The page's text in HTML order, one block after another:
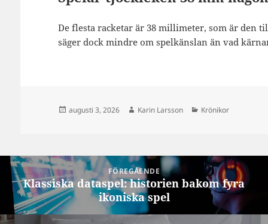
De flesta racketar är 38 millimeter, som är den
säger dock mindre om spelkänslan än vad
Postat
augusti 3, 2026 Författare
Karin Larsson Kategorier
Krönikor
Inläggsnavigering
FÖREGÅENDE
Föregående
inlägg:
Klassiska dataspel: historien bakom fyra
ikoniska spel